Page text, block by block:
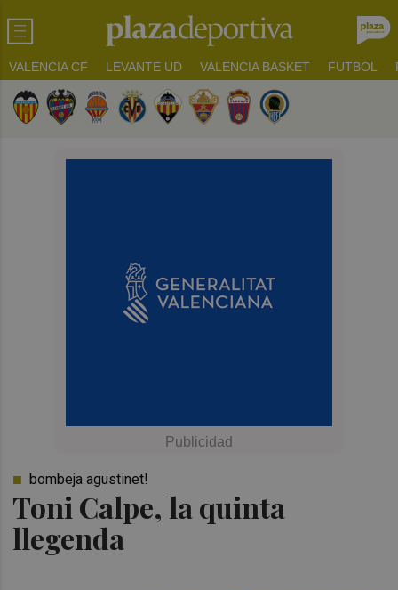
VALENCIA CF LEVANTE UD VALENCIA BASKET FUTBOL
Toni Calpe, la quinta
llegenda
bombeja agustinet!